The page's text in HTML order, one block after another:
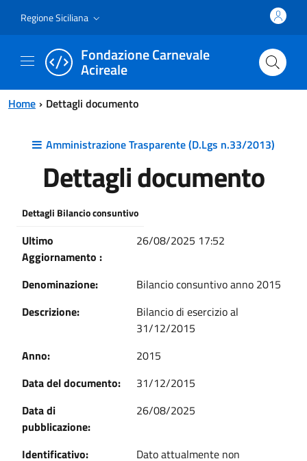
Regione Siciliana
Fondazione Carnevale
Acireale
Home Dettagli documento
Amministrazione Trasparente (D.Lgs n.33/2013)
Dettagli documento
Dettagli Bilancio consuntivo
Ultimo
Aggiornamento :
26/08/2025 17:52
Denominazione:
Bilancio consuntivo anno 2015
Descrizione:
Bilancio di esercizio al
31/12/2015
Anno:
2015
Data del documento:
31/12/2015
Data di
pubblicazione:
26/08/2025
Identificativo:
Dato attualmente non